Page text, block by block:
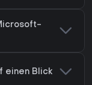
einen Blick